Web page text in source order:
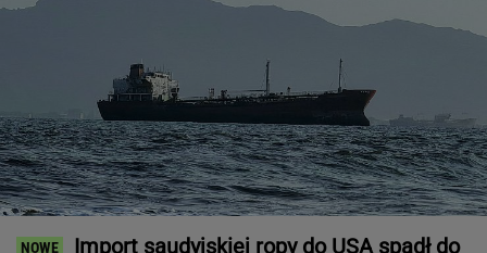
Import saudyjskiej ropy do USA spadł do